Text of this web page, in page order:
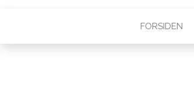
FORSIDEN